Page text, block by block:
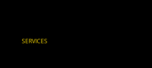
SERVICES